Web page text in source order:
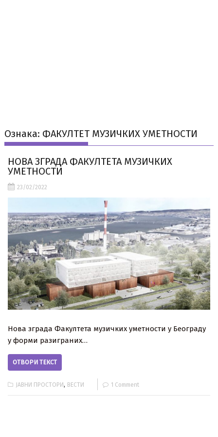
Ознака: ФАКУЛТЕТ МУЗИЧКИХ УМЕТНОСТИ
НОВА ЗГРАДА ФАКУЛТЕТА МУЗИЧКИХ
УМЕТНОСТИ
23/02/2022
Нова зграда Факултета музичких уметности у Београду
у форми разиграних…
ОТВОРИ ТЕКСТ
ЈАВНИ ПРОСТОРИ, ВЕСТИ 1 Comment